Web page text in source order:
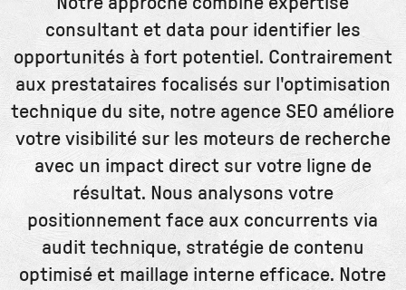
consultant et data pour identifier les
opportunités à fort potentiel. Contrairement
aux prestataires focalisés sur l'optimisation
technique du site, notre agence SEO améliore
votre visibilité sur les moteurs de recherche
avec un impact direct sur votre ligne de
résultat. Nous analysons votre
positionnement face aux concurrents via
audit technique, stratégie de contenu
optimisé et maillage interne efficace. Notre